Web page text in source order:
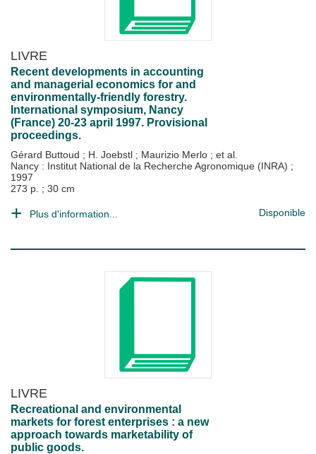
LIVRE
Recent developments in accounting
and managerial economics for and
environmentally-friendly forestry.
International symposium, Nancy
(France) 20-23 april 1997. Provisional
proceedings.
Gérard Buttoud ; H. Joebstl ; Maurizio Merlo ; et al.
Nancy : Institut National de la Recherche Agronomique (INRA) ;
1997
273 p. ; 30 cm
Plus d'information... Disponible
LIVRE
Recreational and environmental
markets for forest enterprises : a new
approach towards marketability of
public goods.